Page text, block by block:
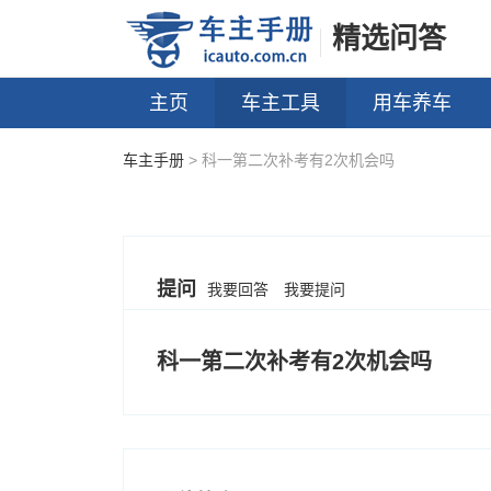
精选问答
主页 车主工具 用车养车
车主手册 > 科一第二次补考有2次机会吗
提问 我要回答 我要提问
科一第二次补考有2次机会吗